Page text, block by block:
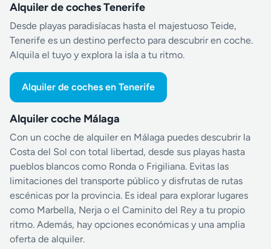
Alquiler de coches Tenerife
Desde playas paradisíacas hasta el majestuoso Teide,
Tenerife es un destino perfecto para descubrir en coche.
Alquila el tuyo y explora la isla a tu ritmo.
Alquiler de coches en Tenerife
Alquiler coche Málaga
Con un coche de alquiler en Málaga puedes descubrir la
Costa del Sol con total libertad, desde sus playas hasta
pueblos blancos como Ronda o Frigiliana. Evitas las
limitaciones del transporte público y disfrutas de rutas
escénicas por la provincia. Es ideal para explorar lugares
como Marbella, Nerja o el Caminito del Rey a tu propio
ritmo. Además, hay opciones económicas y una amplia
oferta de alquiler.